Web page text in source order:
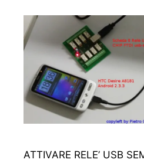
ATTIVARE RELE’ USB